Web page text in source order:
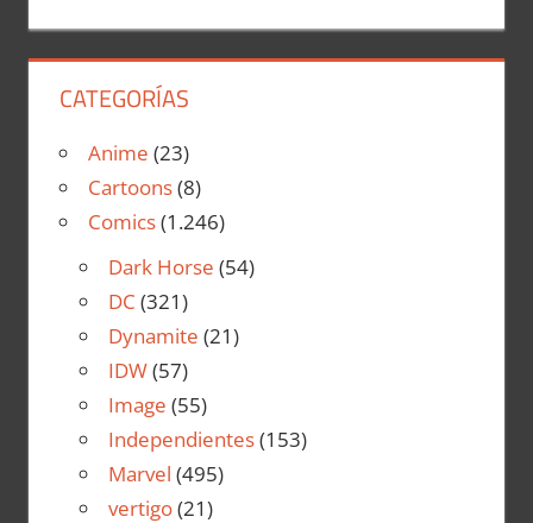
CATEGORÍAS
Anime (23)
Cartoons(8)
Comics(1.246)
Dark Horse (54)
DC (321)
Dynamite (21)
IDW(57)
Image (55)
Independientes(153)
Marvel (495)
vertigo(21)